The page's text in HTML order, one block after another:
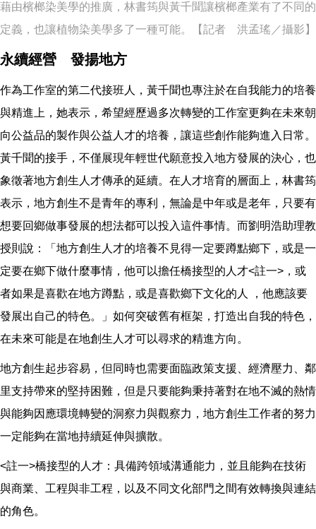
藉由檳榔染美學的推廣，林書筠與黃千聞讓檳榔產業有了不同的
定義，也讓植物染美學多了一種可能。【記者 洪孟瑤／攝影】
永續經營 發揚地方
作為工作室的第二代接班人，黃千聞也專注於在自我能力的培養
與精進上，她表示，希望經歷過多次轉變的工作室更夠在未來朝
向公益品的製作與公益人才的培養，讓這些創作能夠進入日常。
黃千聞的接手，不僅展現年輕世代願意投入地方發展的決心，也
象徵著地方創生人才傳承的延續。在人才培育的層面上，林書筠
表示，地方創生不是青年的專利，無論是中年或是老年，只要有
想要回鄉做事發展的想法都可以投入這件事情。而劉明浩助理教
授則說：「地方創生人才的培養不見得一定要蹲點鄉下，或是一
定要在鄉下做什麼事情，他可以擔任橋接型的人才<註一>，或
者如果是喜歡在地方蹲點，或是喜歡鄉下文化的人 ，他應該要
發展出自己的特色。」如何突破舊有框架，打造出自我的特色，
在未來可能是在地創生人才可以尋求的精進方向。
地方創生起步容易，但同時也需要面臨政策支援、經濟壓力、鄰
里支持帶來的堅持困難，但是只要能夠秉持著對在地不滅的熱情
與能夠因應環境轉變的洞察力與觀察力，地方創生工作者的努力
一定能夠在當地持續延伸與擴散。
<註一>橋接型的人才：具備跨領域溝通能力，並且能夠在技術
與商業、工程與非工程，以及不同文化部門之間有效轉換與連結
的角色。